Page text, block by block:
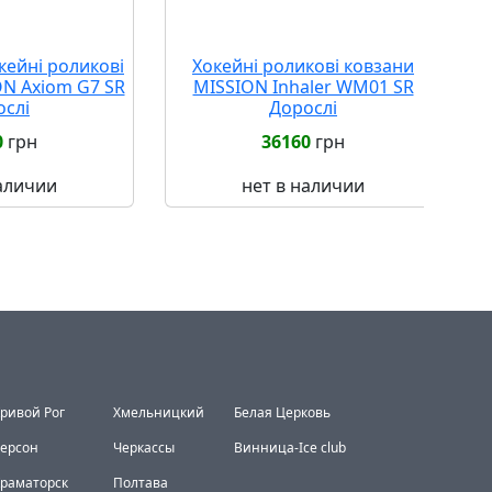
роликові
Axiom G7 SR
грн
Хокейні роликові ковзани
MISSION Inhaler WM01 SR
Дорослі
36160 грн
нет в наличии
Рог
Хмельницкий
Черкассы
Полтава
Белая Церковь
Винница-Ice club